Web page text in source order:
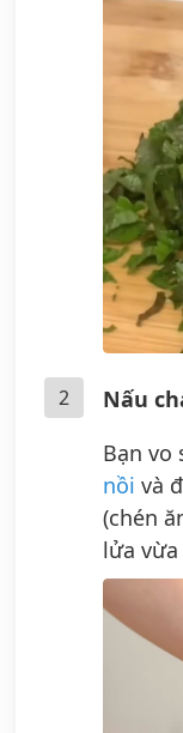
2
Nấu
Bạn vo
nồi và
(chén
lửa